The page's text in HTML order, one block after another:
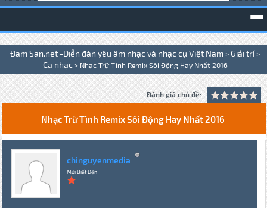
Đam San.net -Diễn đàn yêu âm nhạc và nhạc cụ Việt Nam > Giải trí >
Ca nhạc > Nhạc Trữ Tình Remix Sôi Động Hay Nhất 2016
Đánh giá chủ đề:
Nhạc Trữ Tình Remix Sôi Động Hay Nhất 2016
chinguyenmedia
Mới Biết Đến